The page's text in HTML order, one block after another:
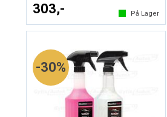
303,- På Lager
30%